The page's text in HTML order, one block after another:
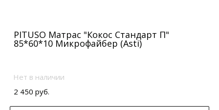
PITUSO Матрас "Кокос Стандарт П"
85*60*10 Микрофайбер (Asti)
Нет в наличии
2 450 руб.